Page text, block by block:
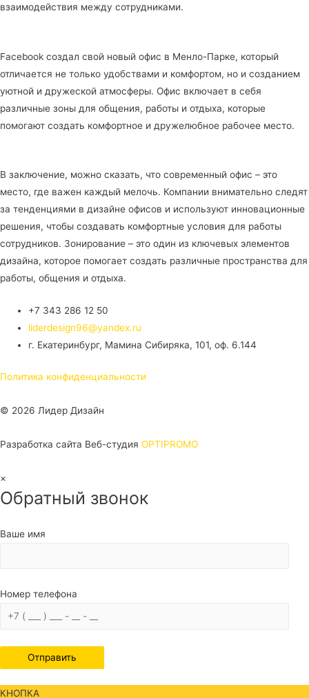
взаимодействия между сотрудниками.
Facebook создал свой новый офис в Менло-Парке, который
отличается не только удобствами и комфортом, но и созданием
уютной и дружеской атмосферы. Офис включает в себя
различные зоны для общения, работы и отдыха, которые
помогают создать комфортное и дружелюбное рабочее место.
В заключение, можно сказать, что современный офис – это
место, где важен каждый мелочь. Компании внимательно следят
за тенденциями в дизайне офисов и используют инновационные
решения, чтобы создавать комфортные условия для работы
сотрудников. Зонирование – это один из ключевых элементов
дизайна, которое помогает создать различные пространства для
работы, общения и отдыха.
+7 343 286 12 50
liderdesign96@yandex.ru
г. Екатеринбург, Мамина Сибиряка, 101, оф. 6.144
Политика конфиденциальности
© 2026 Лидер Дизайн
Разработка сайта Веб-студия OPTIPROMO
Прокрутка
вверх
×
Обратный звонок
Ваше имя
Номер телефона
КНОПКА